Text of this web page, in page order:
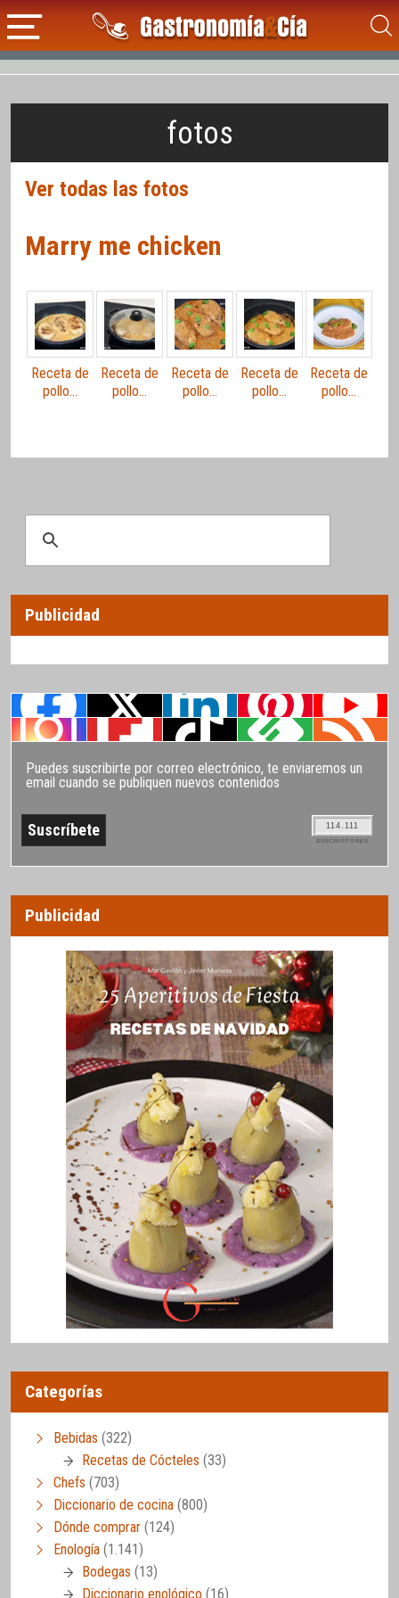
fotos
Ver todas las fotos
Marry me chicken
Receta de
pollo…
Receta de
pollo…
Receta de
pollo…
Receta de
pollo…
Receta de
pollo…
Publicidad
Puedes suscribirte por correo electrónico, te enviaremos un
email cuando se publiquen nuevos contenidos
114.111
SUSCRIPTORES
Publicidad
Categorías
Bebidas (322)
Recetas de Cócteles (33)
Chefs (703)
Diccionario de cocina (800)
Dónde comprar (124)
Enología (1.141)
Bodegas (13)
Diccionario enológico (16)